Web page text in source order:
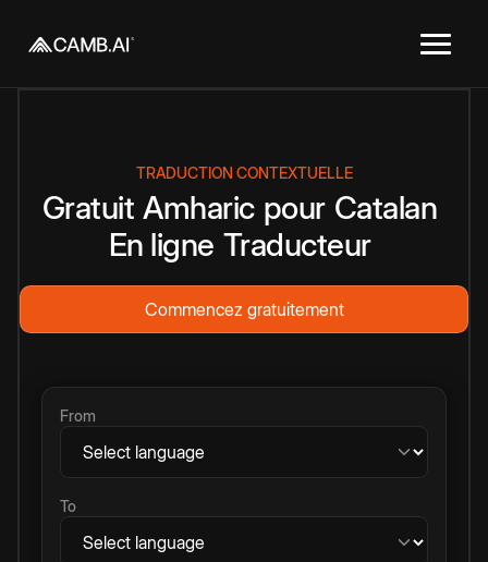
TRADUCTION CONTEXTUELLE
Gratuit Amharic pour Catalan
En ligne Traducteur
Commencez gratuitement
From
To